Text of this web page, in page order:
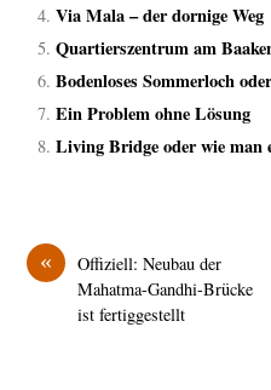
Via Mala – der dornige Weg
Quartierszentrum am
Bodenloses Sommerloch
Ein Problem ohne Lösung
Living Bridge oder wie man
«
Offiziell: Neubau der
Mahatma-Gandhi-Brücke
ist fertiggestellt